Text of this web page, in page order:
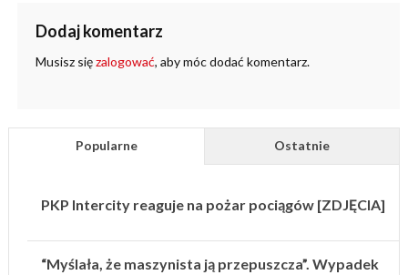
Dodaj komentarz
Musisz sięzalogować, aby móc dodać komentarz.
Popularne Ostatnie
PKP Intercity reaguje na pożar pociągów [ZDJĘCIA]
“Myślała, że maszynista ją przepuszcza”. Wypadek